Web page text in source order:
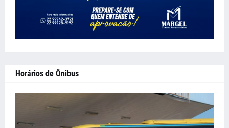
Horários de Ônibus